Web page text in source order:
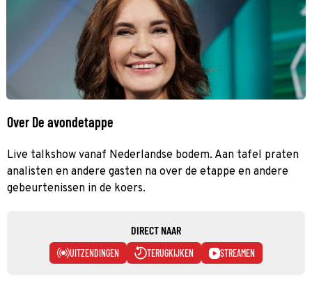
Over De avondetappe
Live talkshow vanaf Nederlandse bodem. Aan tafel praten
analisten en andere gasten na over de etappe en andere
gebeurtenissen in de koers.
DIRECT NAAR
UITZENDINGEN TERUGKIJKEN STREAMEN